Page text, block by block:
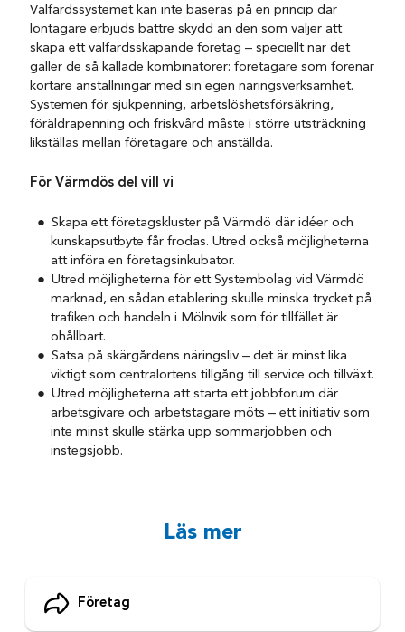
Välfärdssystemet kan inte baseras på en princip där
löntagare erbjuds bättre skydd än den som väljer att
skapa ett välfärdsskapandeföretag – speciellt när det
gäller de så kallade kombinatörer: företagare som förenar
kortare anställningar med sin egen näringsverksamhet.
Systemen för sjukpenning, arbetslöshetsförsäkring,
föräldrapenning och friskvård måste i större utsträckning
likställas mellan företagare och anställda.
För Värmdös del vill vi
Skapa ett företagskluster på Värmdö där idéer och
kunskapsutbyte får frodas. Utred också möjligheterna
att införa en företagsinkubator.
Utred möjligheterna för ett Systembolag vid Värmdö
marknad, en sådan etablering skulle minska trycket på
trafiken och handeln i Mölnvik som för tillfället är
ohållbart.
Satsa på skärgårdens näringsliv – det är minst lika
viktigt som centralortens tillgång till service och tillväxt.
Utred möjligheterna att starta ett jobbforum där
arbetsgivare och arbetstagare möts – ett initiativ som
inte minst skulle stärka upp sommarjobben och
instegsjobb.
Läs mer
Företag